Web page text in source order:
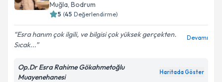
Muğla, Bodrum
5 (45 Değerlendirme)
Esra hanım çok ilgili, ve bilgisi çok yüksek gerçekten.
Sıcak...
Devamı
Op.Dr Esra Rahime Gökahmetoğlu
Muayenehanesi
Haritada Göster